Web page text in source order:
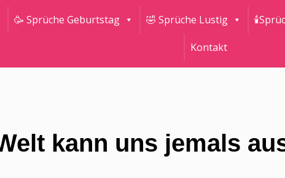
🥳 Sprüche Geburtstag 🤣 Sprüche Lustig
Kontakt
kann uns jemals